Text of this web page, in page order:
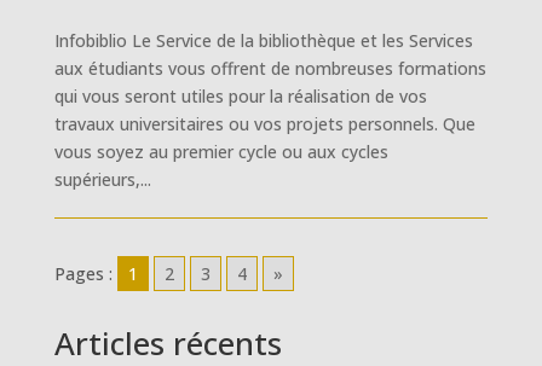
Infobiblio Le Service de la bibliothèque et les Services
aux étudiants vous offrent de nombreuses formations
qui vous seront utiles pour la réalisation de vos
travaux universitaires ou vos projets personnels. Que
vous soyez au premier cycle ou aux cycles
supérieurs,...
Pages : 1 2 3 4 »
Articles récents